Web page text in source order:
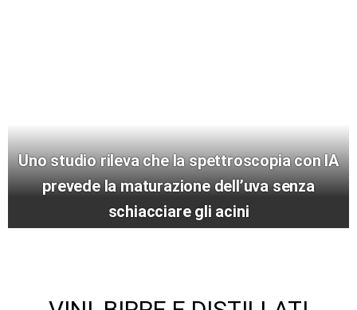
Uno studio rileva che la spettroscopia con IA
prevede la maturazione dell’uva senza
schiacciare gli acini